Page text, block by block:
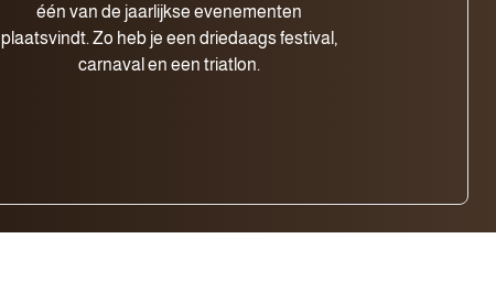
één van de jaarlijkse evenementen
plaatsvindt. Zo heb je een driedaags festival,
carnaval en een triatlon.